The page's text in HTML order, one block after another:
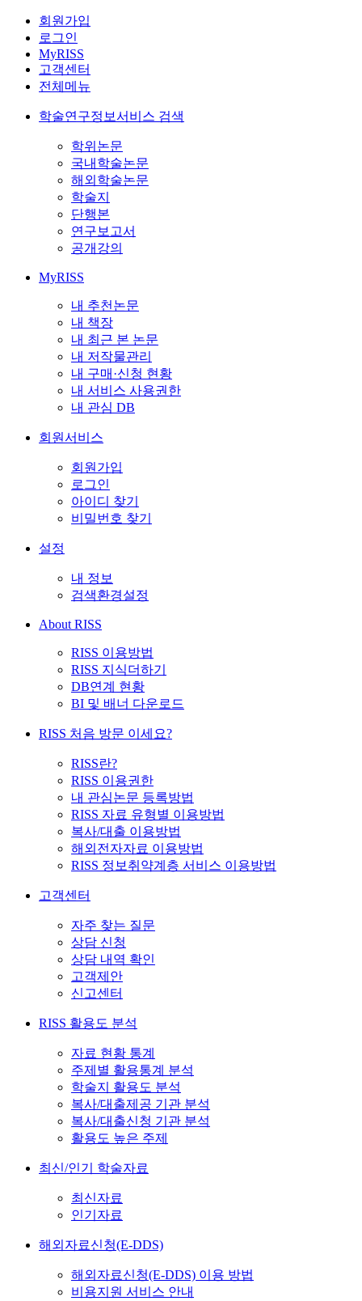
회원가입
로그인
MyRISS
고객센터
전체메뉴
학술연구정보서비스 검색
학위논문
국내학술논문
해외학술논문
학술지
단행본
연구보고서
공개강의
MyRISS
내 추천논문
내 책장
내 최근 본 논문
내 저작물관리
내 구매·신청 현황
내 서비스 사용권한
내 관심 DB
회원서비스
회원가입
로그인
아이디 찾기
비밀번호 찾기
설정
내 정보
검색환경설정
About RISS
RISS 이용방법
RISS 지식더하기
DB연계 현황
BI 및 배너 다운로드
RISS 처음 방문 이세요?
RISS란?
RISS 이용권한
내 관심논문 등록방법
RISS 자료 유형별 이용방법
복사/대출 이용방법
해외전자자료 이용방법
RISS 정보취약계층 서비스 이용방법
고객센터
자주 찾는 질문
상담 신청
상담 내역 확인
고객제안
신고센터
RISS 활용도 분석
자료 현황 통계
주제별 활용통계 분석
학술지 활용도 분석
복사/대출제공 기관 분석
복사/대출신청 기관 분석
활용도 높은 주제
최신/인기 학술자료
최신자료
인기자료
해외자료신청(E-DDS)
해외자료신청(E-DDS) 이용 방법
비용지원 서비스 안내